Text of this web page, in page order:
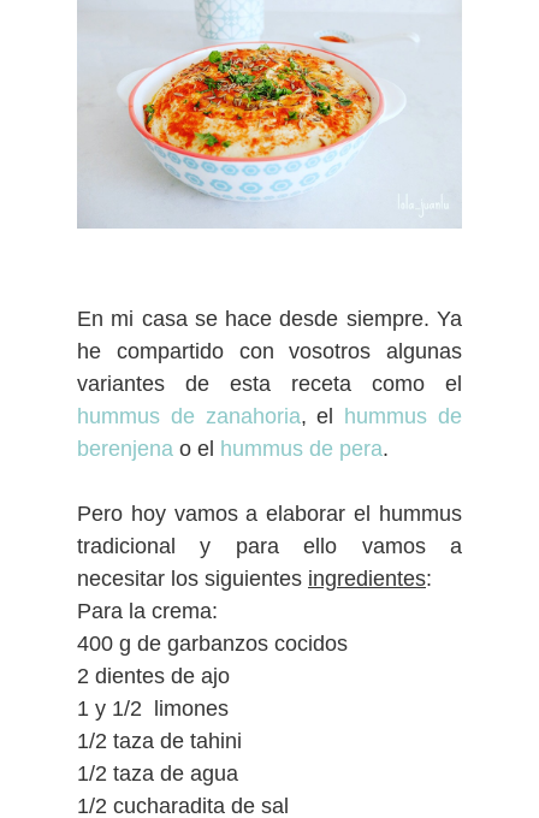
En mi casa se hace desde siempre. Ya
he compartido con vosotros algunas
variantes de esta receta como el
hummus de zanahoria, el
hummus de
berenjena o el hummus de pera.
Pero hoy vamos a elaborar el hummus
tradicional y para ello vamos a
necesitar los siguientes ingredientes:
Para la crema:
400 g de garbanzos cocidos
2 dientes de ajo
1 y 1/2 limones
1/2 taza de tahini
1/2 taza de agua
1/2 cucharadita de sal